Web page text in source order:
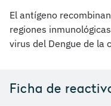
El antígeno
regiones
virus del Dengue de la
Ficha de